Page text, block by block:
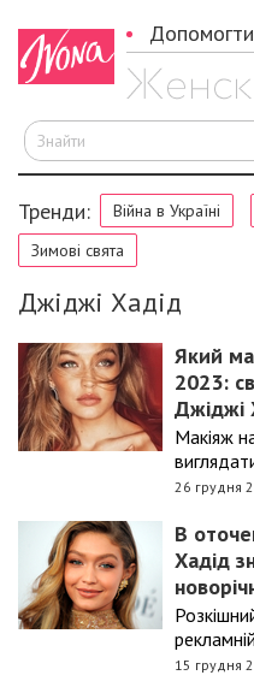
Допомогти
Тренди: Війна в Україні
Зимові свята
Джіджі Хадід
Який
2023:
Джіджі
Макіяж
26 грудня
В
Хадід
15 грудня